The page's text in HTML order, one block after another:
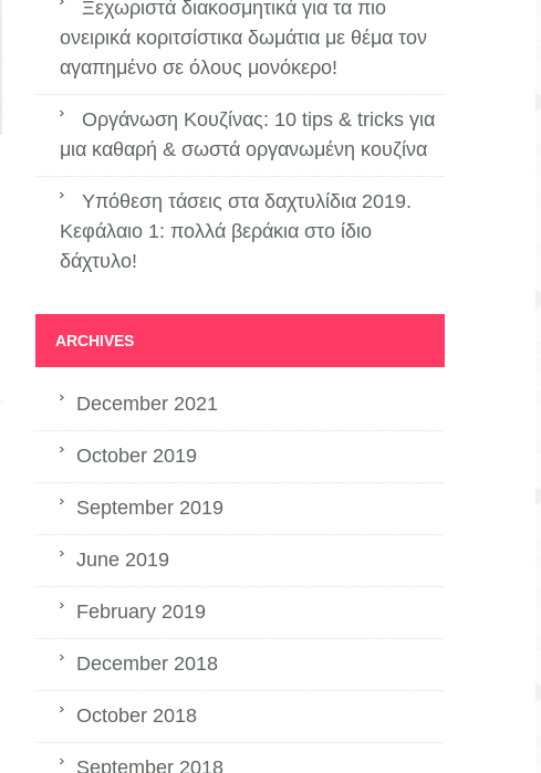
Ξεχωριστά διακοσμητικά για τα πιο
ονειρικά κοριτσίστικα δωμάτια με θέμα τον
αγαπημένο σε όλους μονόκερο!
Οργάνωση Κουζίνας: 10 tips & tricks για
μια καθαρή & σωστά οργανωμένη κουζίνα
Υπόθεση τάσεις στα δαχτυλίδια 2019.
Κεφάλαιο 1: πολλά βεράκια στο ίδιο
δάχτυλο!
ARCHIVES
December 2021
October 2019
September 2019
June 2019
February 2019
December 2018
October 2018
September 2018